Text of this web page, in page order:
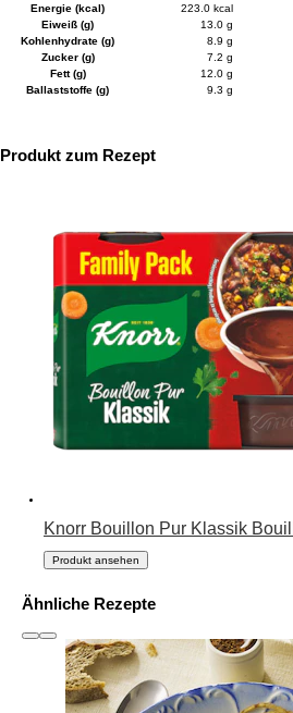
Energie (kcal)
223.0 kcal
Eiweiß (g)
13.0 g
Kohlenhydrate (g)
8.9 g
Zucker (g)
7.2 g
Fett (g)
12.0 g
Ballaststoffe (g)
9.3 g
Produkt zum Rezept
Knorr Bouillon Pur Klassik
Produkt ansehen
Ähnliche Rezepte
1 to 3of 6